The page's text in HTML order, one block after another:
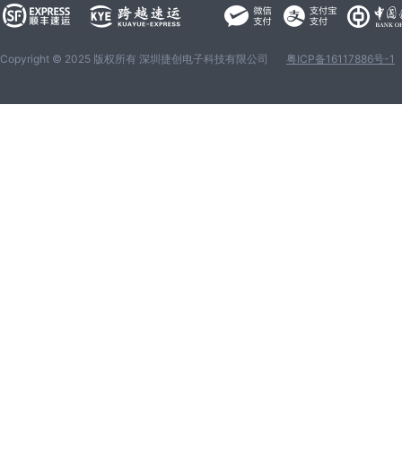
Copyright © 2025 版权所有 深圳捷创电子科技有限公司 粤ICP备16117886号-1